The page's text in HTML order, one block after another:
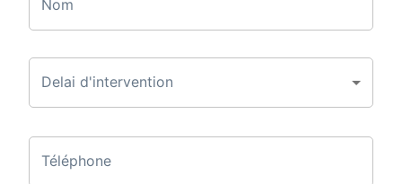
Nom
Delai d'intervention
Téléphone